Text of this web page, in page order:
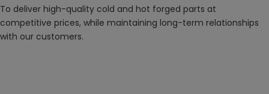
To deliver high-quality cold and hot forged parts at
competitive prices, while maintaining long-term relationships
with our customers.